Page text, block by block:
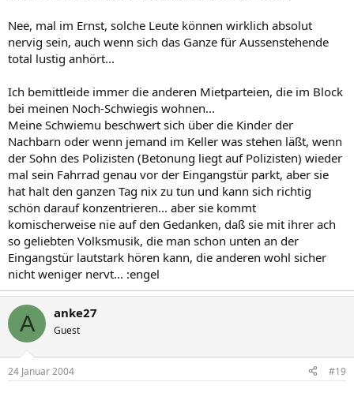
Nee, mal im Ernst, solche Leute können wirklich absolut
nervig sein, auch wenn sich das Ganze für Aussenstehende
total lustig anhört...
Ich bemittleide immer die anderen Mietparteien, die im Block
bei meinen Noch-Schwiegis wohnen...
Meine Schwiemu beschwert sich über die Kinder der
Nachbarn oder wenn jemand im Keller was stehen läßt, wenn
der Sohn des Polizisten (Betonung liegt auf Polizisten) wieder
mal sein Fahrrad genau vor der Eingangstür parkt, aber sie
hat halt den ganzen Tag nix zu tun und kann sich richtig
schön darauf konzentrieren... aber sie kommt
komischerweise nie auf den Gedanken, daß sie mit ihrer ach
so geliebten Volksmusik, die man schon unten an der
Eingangstür lautstark hören kann, die anderen wohl sicher
nicht weniger nervt... :engel
A anke27
Guest
24 Januar 2004 #19